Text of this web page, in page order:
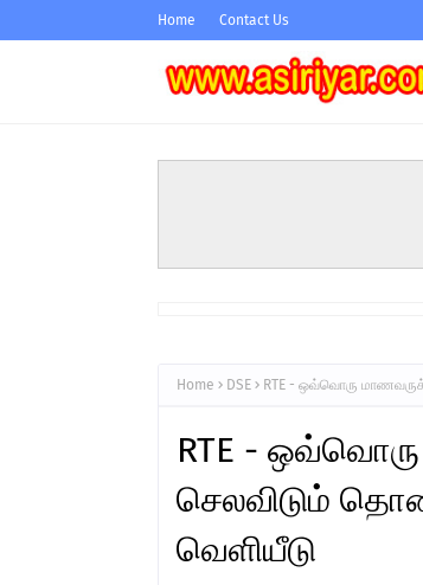
Home Contact Us
Home DSE RTE - ஒவ்வொரு
RTE - ஒவ்வொரு
செலவிடும்
வெளியீடு